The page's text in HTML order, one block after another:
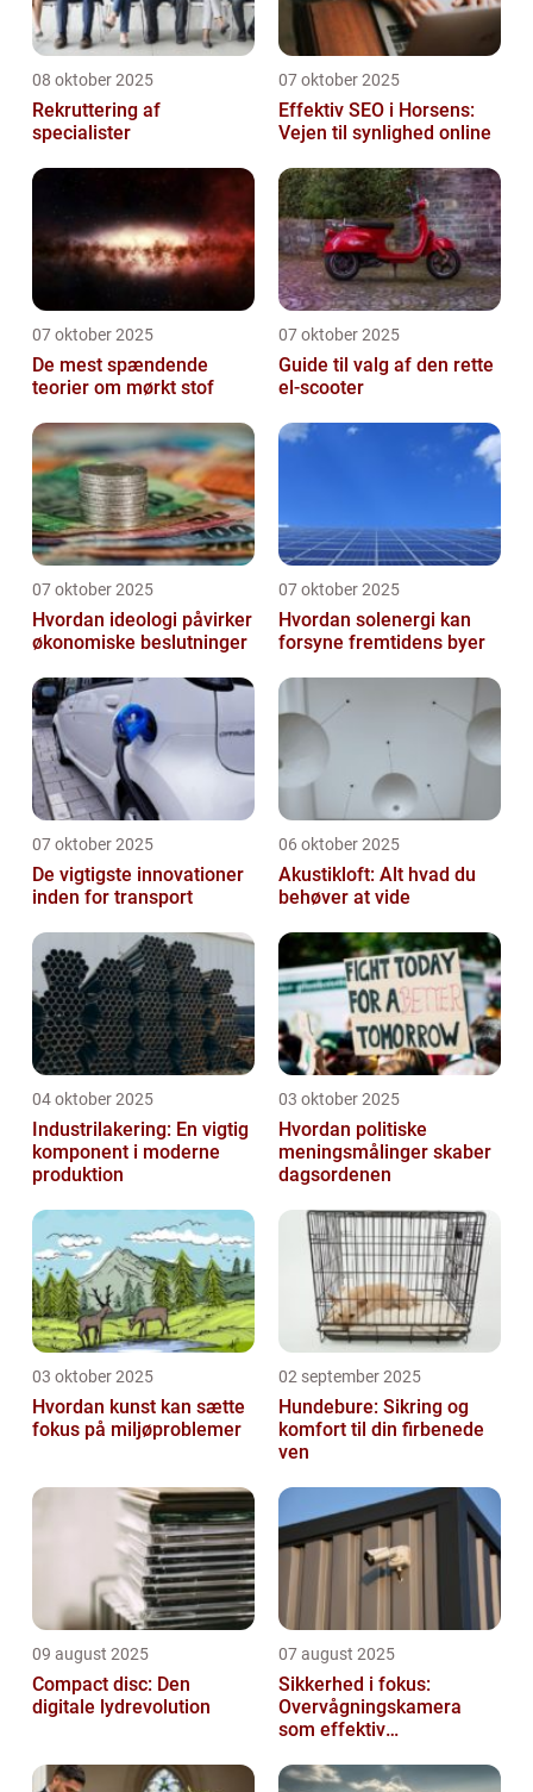
08 oktober 2025
Rekruttering af
specialister
07 oktober 2025
Effektiv SEO i Horsens:
Vejen til synlighed online
07 oktober 2025
De mest spændende
teorier om mørkt stof
07 oktober 2025
Guide til valg af den rette
el-scooter
07 oktober 2025
Hvordan ideologi påvirker
økonomiske beslutninger
07 oktober 2025
Hvordan solenergi kan
forsyne fremtidens byer
07 oktober 2025
De vigtigste innovationer
inden for transport
06 oktober 2025
Akustikloft: Alt hvad du
behøver at vide
04 oktober 2025
Industrilakering: En vigtig
komponent i moderne
produktion
03 oktober 2025
Hvordan politiske
meningsmålinger skaber
dagsordenen
03 oktober 2025
Hvordan kunst kan sætte
fokus på miljøproblemer
02 september 2025
Hundebure: Sikring og
komfort til din firbenede
ven
09 august 2025
Compact disc: Den
digitale lydrevolution
07 august 2025
Sikkerhed i fokus:
Overvågningskamera
som effektiv